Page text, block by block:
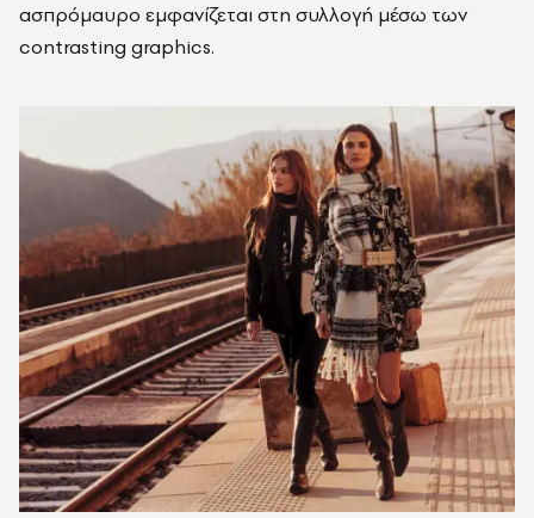
ασπρόμαυρο εμφανίζεται στη συλλογή μέσω των
contrasting graphics.